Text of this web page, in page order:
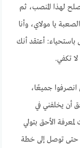
لهذا المنصب، ثم
يا مولاي، وأنا
باستحياء: أعتقد أنك
تكفي.
جميعًا،
أن يخلفني في
الأحق بتولي
حتى توصل إلى خطة